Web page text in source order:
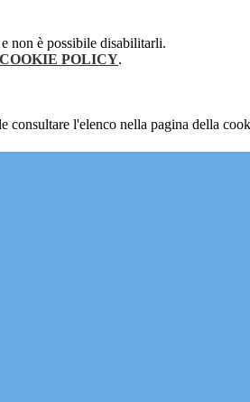
non è possibile disabilitarli.
COOKIE POLICY.
consultare l'elenco nella pagina della